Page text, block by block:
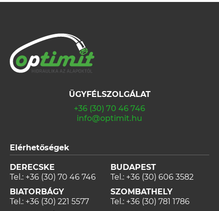
ÜGYFÉLSZOLGÁLAT
+36 (30) 70 46 746
info@optimit.hu
Elérhetőségek
DERECSKE
Tel.: +36 (30) 70 46 746
BIATORBÁGY
Tel.: +36 (30) 221 5577
BUDAPEST
Tel.: +36 (30) 606 3582
SZOMBATHELY
Tel.: +36 (30) 781 1786